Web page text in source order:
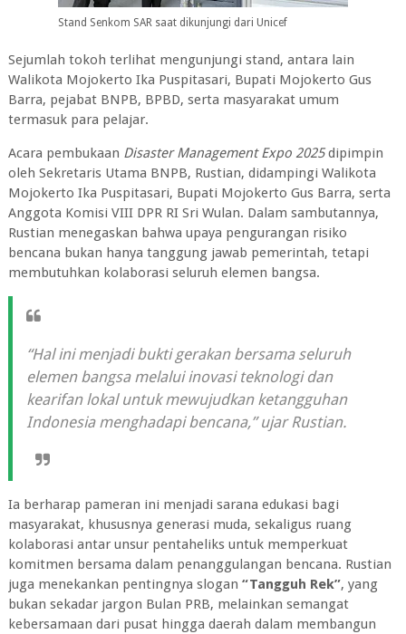
Stand Senkom SAR saat dikunjungi dari Unicef
Sejumlah tokoh terlihat mengunjungi stand, antara lain
Walikota Mojokerto Ika Puspitasari, Bupati Mojokerto Gus
Barra, pejabat BNPB, BPBD, serta masyarakat umum
termasuk para pelajar.
Acara pembukaan Disaster Management Expo 2025dipimpin
oleh Sekretaris Utama BNPB, Rustian, didampingi Walikota
Mojokerto Ika Puspitasari, Bupati Mojokerto Gus Barra, serta
Anggota Komisi VIII DPR RI Sri Wulan. Dalam sambutannya,
Rustian menegaskan bahwa upaya pengurangan risiko
bencana bukan hanya tanggung jawab pemerintah, tetapi
membutuhkan kolaborasi seluruh elemen bangsa.
“Hal ini menjadi bukti gerakan bersama seluruh
elemen bangsa melalui inovasi teknologi dan
kearifan lokal untuk mewujudkan ketangguhan
Indonesia menghadapi bencana,”ujar Rustian.
Ia berharap pameran ini menjadi sarana edukasi bagi
masyarakat, khususnya generasi muda, sekaligus ruang
kolaborasi antar unsur pentaheliks untuk memperkuat
komitmen bersama dalam penanggulangan bencana. Rustian
juga menekankan pentingnya slogan “Tangguh Rek”, yang
bukan sekadar jargon Bulan PRB, melainkan semangat
kebersamaan dari pusat hingga daerah dalam membangun